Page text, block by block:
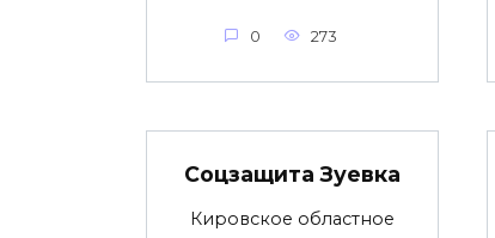
0 273
Соцзащита Зуевка
Кировское областное